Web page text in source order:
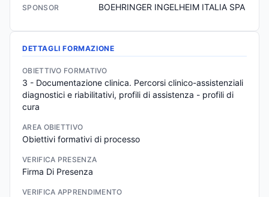
SPONSOR BOEHRINGER INGELHEIM ITALIA SPA
DETTAGLI FORMAZIONE
OBIETTIVO FORMATIVO
3 - Documentazione clinica. Percorsi clinico-assistenziali
diagnostici e riabilitativi, profili di assistenza - profili di
cura
AREA OBIETTIVO
Obiettivi formativi di processo
VERIFICA PRESENZA
Firma Di Presenza
VERIFICA APPRENDIMENTO